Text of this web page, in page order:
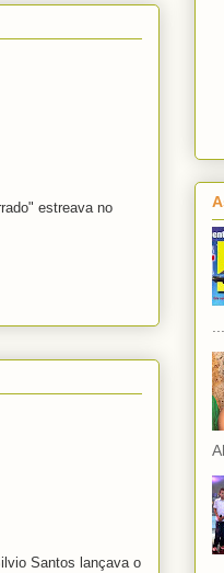
estreava no
Santos lançava o